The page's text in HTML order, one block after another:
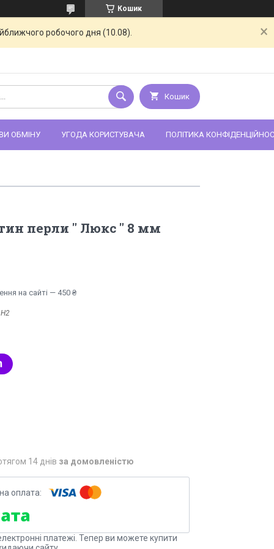
Кошик
робочого дня (10.08).
Кошик
ОБМІНУ УГОДА КОРИСТУВАЧА ПОЛІТИКА
перли " Люкс " 8 мм
на сайті — 450 ₴
Н2
14 днів за домовленістю
платежі. Тепер ви можете купити